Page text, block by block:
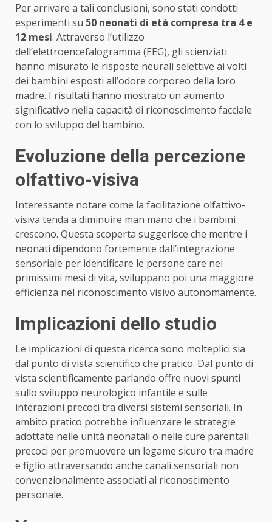
Per arrivare a tali conclusioni, sono stati condotti
esperimenti su 50 neonati di età compresa tra 4 e
12 mesi. Attraverso l’utilizzo
dell’elettroencefalogramma (EEG), gli scienziati
hanno misurato le risposte neurali selettive ai volti
dei bambini esposti all’odore corporeo della loro
madre. I risultati hanno mostrato un aumento
significativo nella capacità di riconoscimento facciale
con lo sviluppo del bambino.
Evoluzione della percezione
olfattivo-visiva
Interessante notare come la facilitazione olfattivo-
visiva tenda a diminuire man mano che i bambini
crescono. Questa scoperta suggerisce che mentre i
neonati dipendono fortemente dall’integrazione
sensoriale per identificare le persone care nei
primissimi mesi di vita, sviluppano poi una maggiore
efficienza nel riconoscimento visivo autonomamente.
Implicazioni dello studio
Le implicazioni di questa ricerca sono molteplici sia
dal punto di vista scientifico che pratico. Dal punto di
vista scientificamente parlando offre nuovi spunti
sullo sviluppo neurologico infantile e sulle
interazioni precoci tra diversi sistemi sensoriali. In
ambito pratico potrebbe influenzare le strategie
adottate nelle unità neonatali o nelle cure parentali
precoci per promuovere un legame sicuro tra madre
e figlio attraversando anche canali sensoriali non
convenzionalmente associati al riconoscimento
personale.